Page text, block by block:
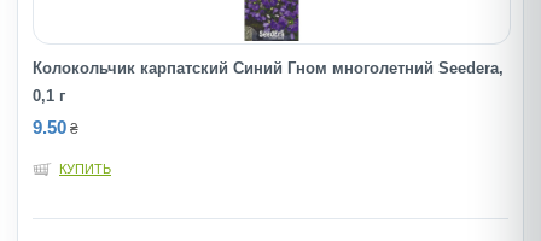
Колокольчик карпатский Синий Гном многолетний Seedera,
0,1 г
9.50 ₴
КУПИТЬ